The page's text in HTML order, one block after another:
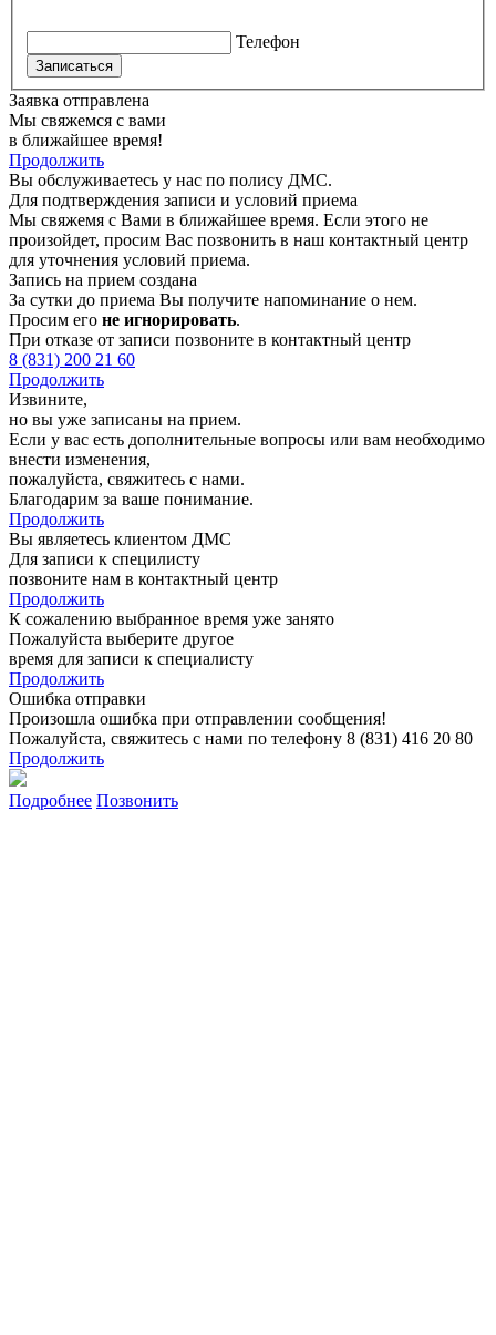
Телефон
Записаться
Заявка отправлена
Мы свяжемся с вами
в ближайшее время!
Продолжить
Вы обслуживаетесь у нас по полису ДМС.
Для подтверждения записи и условий приема
Мы свяжемя с Вами в ближайшее время. Если этого не
произойдет, просим Вас позвонить в наш контактный центр
для уточнения условий приема.
Запись на прием создана
За сутки до приема Вы получите напоминание о нем.
Просим его не игнорировать.
При отказе от записи позвоните в контактный центр
8 (831) 200 21 60
Продолжить
Извините,
но вы уже записаны на прием.
Если у вас есть дополнительные вопросы или вам необходимо
внести изменения,
пожалуйста, свяжитесь с нами.
Благодарим за ваше понимание.
Продолжить
Вы являетесь клиентом ДМС
Для записи к специлисту
позвоните нам в контактный центр
Продолжить
К сожалению выбранное время уже занято
Пожалуйста выберите другое
время для записи к специалисту
Продолжить
Ошибка отправки
Произошла ошибка при отправлении сообщения!
Пожалуйста, свяжитесь с нами по телефону 8 (831) 416 20 80
Продолжить
Подробнее Позвонить